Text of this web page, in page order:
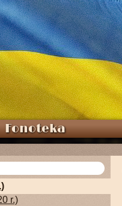
Fonoteka
r.)
(1880 r.)
r.)
Walkiria” (1870 r.)
r.)
(1890 r.)
r.)
r.)
r.)